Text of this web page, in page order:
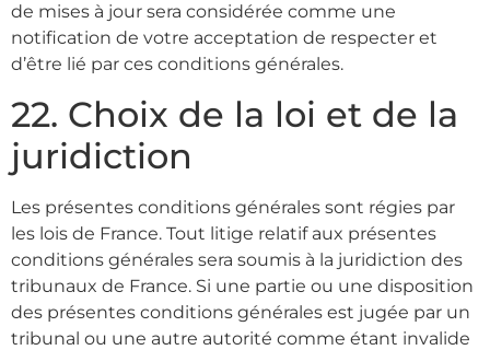
de mises à jour sera considérée comme une
notification de votre acceptation de respecter et
d’être lié par ces conditions générales.
22. Choix de la loi et de la
juridiction
Les présentes conditions générales sont régies par
les lois de France. Tout litige relatif aux présentes
conditions générales sera soumis à la juridiction des
tribunaux de France. Si une partie ou une disposition
des présentes conditions générales est jugée par un
tribunal ou une autre autorité comme étant invalide